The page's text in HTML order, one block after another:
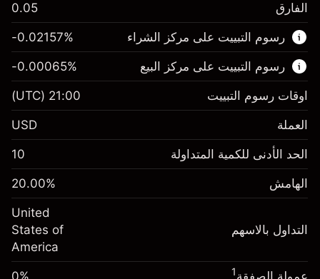
هذا السوق المالي متاح للتداول من خلال عقود
الفروقات.
اعرف المزيد عن:
عقود الفروقات
الفارق 0.05
رسوم التبييت على مركز الشراء
الهامش. استثمارك $1,000.00
-0.021568
%
(-$1.08)
المال من الرافعة المالية ~
-0.02157%
رسوم التبييت على مركز البيع
الهامش. استثمارك $1,000.00
-0.000654
%
(-$0.03)
المال من الرافعة المالية ~$4,000.00
-0.00065%
اوقات رسوم التبييت 21:00
(UTC)
العملة USD
الحد الأدنى للكمية المتداولة 10
الهامش 20.00%
التداول بالاسهم
United
States of
America
عمولة الصفقة1
0%